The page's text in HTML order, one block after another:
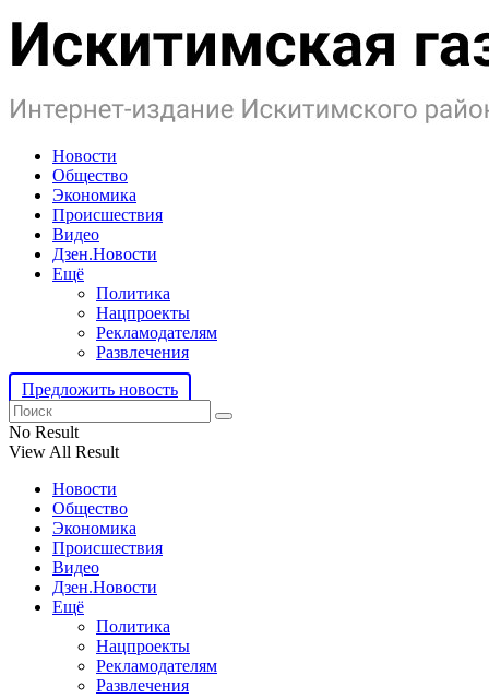
Новости
Общество
Экономика
Происшествия
Видео
Дзен.Новости
Ещё
Политика
Нацпроекты
Рекламодателям
Развлечения
Предложить новость
No Result
View All Result
Новости
Общество
Экономика
Происшествия
Видео
Дзен.Новости
Ещё
Политика
Нацпроекты
Рекламодателям
Развлечения